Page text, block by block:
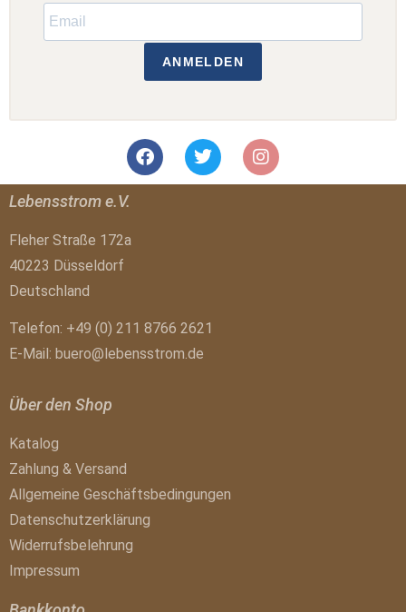
ANMELDEN
Lebensstrom e.V.
Fleher Straße 172a
40223 Düsseldorf
Deutschland
Telefon: +49 (0) 211 8766 2621
E-Mail: buero@lebensstrom.de
Über den Shop
Katalog
Zahlung & Versand
Allgemeine Geschäftsbedingungen
Datenschutzerklärung
Widerrufsbelehrung
Impressum